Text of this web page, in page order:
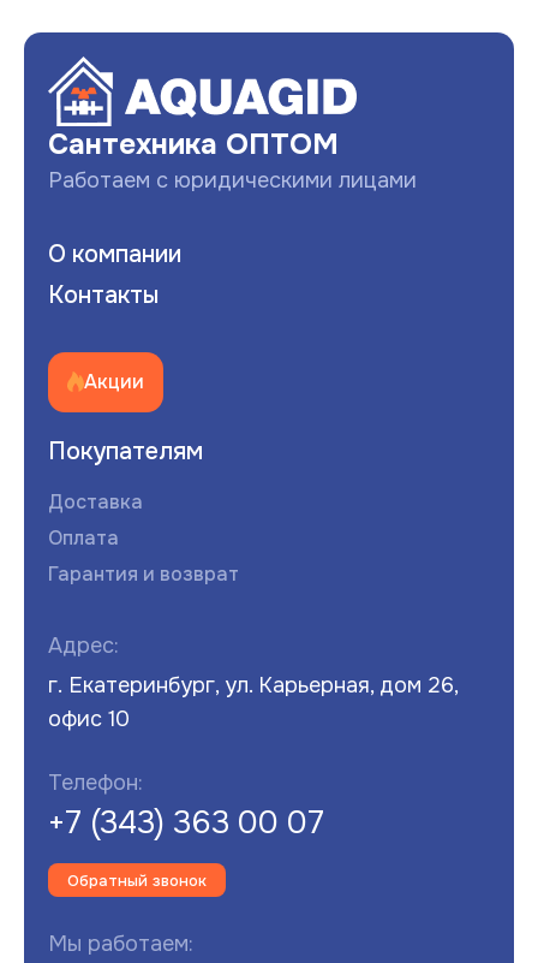
Сантехника ОПТОМ
Работаем с юридическими лицами
О компании
Контакты
Акции
Покупателям
Доставка
Оплата
Гарантия и возврат
Адрес:
г. Екатеринбург, ул. Карьерная, дом 26,
офис 10
Телефон:
+7 (343) 363 00 07
Обратный звонок
Мы работаем: